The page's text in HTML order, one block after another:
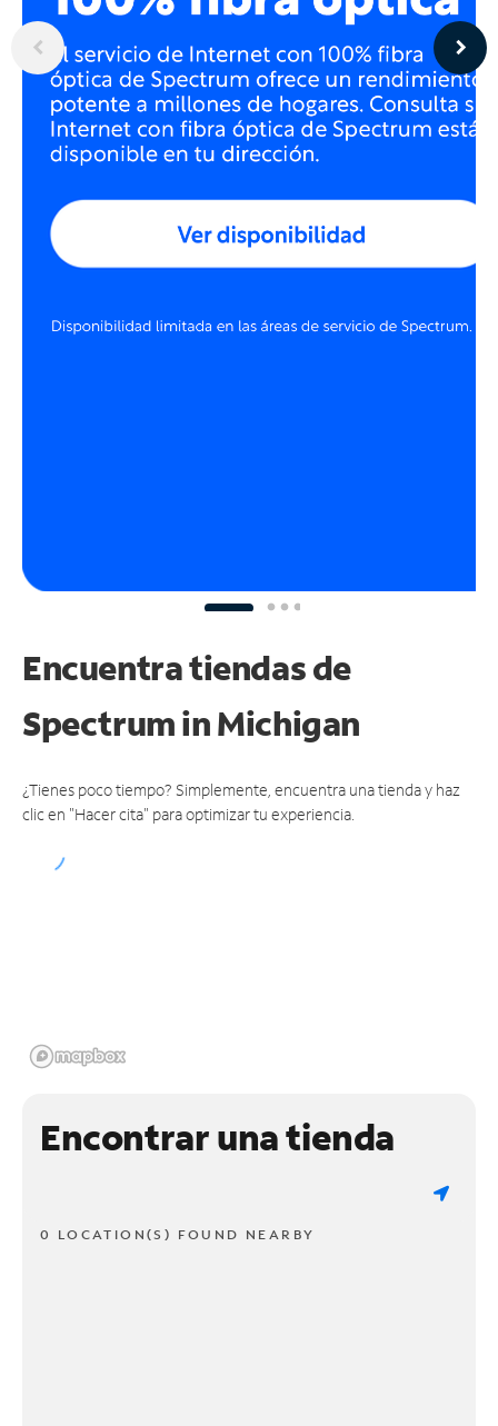
Encuentra tiendas de
Spectrumin Michigan
¿Tienes poco tiempo? Simplemente, encuentra una tienda y haz
clic en "Hacer cita" para optimizar tu experiencia.
Encontrar una tienda
0 LOCATION(S) FOUND NEARBY